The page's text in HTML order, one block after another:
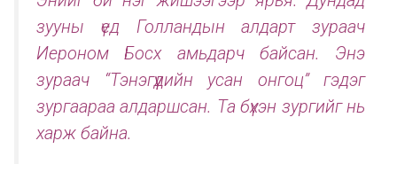
зууны үед Голландын алдарт зураач
Иероном Босх амьдарч байсан. Энэ
зураач “Тэнэгүүдийн усан онгоц” гэдэг
зургаараа алдаршсан. Та бүхэн зургийг нь
харж байна.